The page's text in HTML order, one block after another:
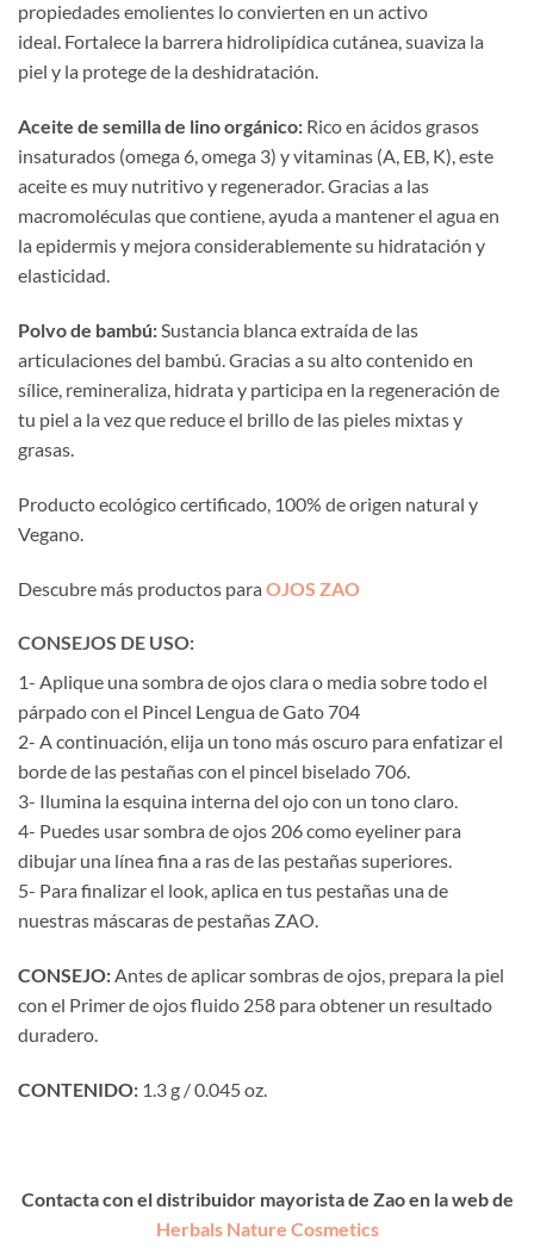
propiedades emolientes lo convierten en un activo
ideal. Fortalece la barrera hidrolipídica cutánea, suaviza la
piel y la protege de la deshidratación.
Aceite de semilla de lino orgánico: Rico en ácidos grasos
insaturados (omega 6, omega 3) y vitaminas (A, EB, K), este
aceite es muy nutritivo y regenerador. Gracias a las
macromoléculas que contiene, ayuda a mantener el agua en
la epidermis y mejora considerablemente su hidratación y
elasticidad.
Polvo de bambú:Sustancia blanca extraída de las
articulaciones del bambú. Gracias a su alto contenido en
sílice, remineraliza, hidrata y participa en la regeneración de
tu piel a la vez que reduce el brillo de las pieles mixtas y
grasas.
Producto ecológico certificado, 100% de origen natural y
Vegano.
Descubre más productos para OJOS ZAO
CONSEJOS DE USO:
1- Aplique una sombra de ojos clara o media sobre todo el
párpado con el Pincel Lengua de Gato 704
2- A continuación, elija un tono más oscuro para enfatizar el
borde de las pestañas con el pincel biselado 706.
3- Ilumina la esquina interna del ojo con un tono claro.
4- Puedes usar sombra de ojos 206 como eyeliner para
dibujar una línea fina a ras de las pestañas superiores.
5- Para finalizar el look, aplica en tus pestañas una de
nuestras máscaras de pestañas ZAO.
CONSEJO:Antes de aplicar sombras de ojos, prepara la piel
con el Primer de ojos fluido 258 para obtener un resultado
duradero.
CONTENIDO: 1.3 g / 0.045 oz.
Contacta con el distribuidor mayorista de Zao en la web de
Herbals Nature Cosmetics